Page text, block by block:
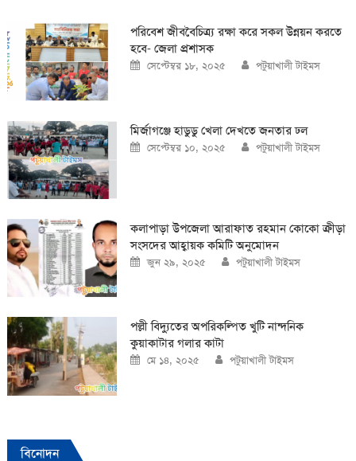
পরিবেশ জীববৈচিত্র্য রক্ষা করে সকল উন্নয়ন করতে
হবে- জেলা প্রশাসক
Posted
on
সেপ্টেম্বর ১৮, ২০২৫ Author
পটুয়াখালী টাইমস
মির্জাগঞ্জে হাডুডু খেলা দেখতে জনতার ঢল
Posted
on
সেপ্টেম্বর ১০, ২০২৫ Author
পটুয়াখালী টাইমস
কলাপাড়া উপজেলা আরাফাত রহমান কোকো ক্রীড়া
সংসদের আহ্বায়ক কমিটি অনুমোদন
Posted
on
জুন ২৯, ২০২৫ Author
পটুয়াখালী টাইমস
পল্লী বিদ্যুতের অপরিকল্পিত খুটি নান্দনিক
কুয়াকাটার গলার কাটা
Posted
on
মে ১৪, ২০২৫ Author
পটুয়াখালী টাইমস
বিনোদন